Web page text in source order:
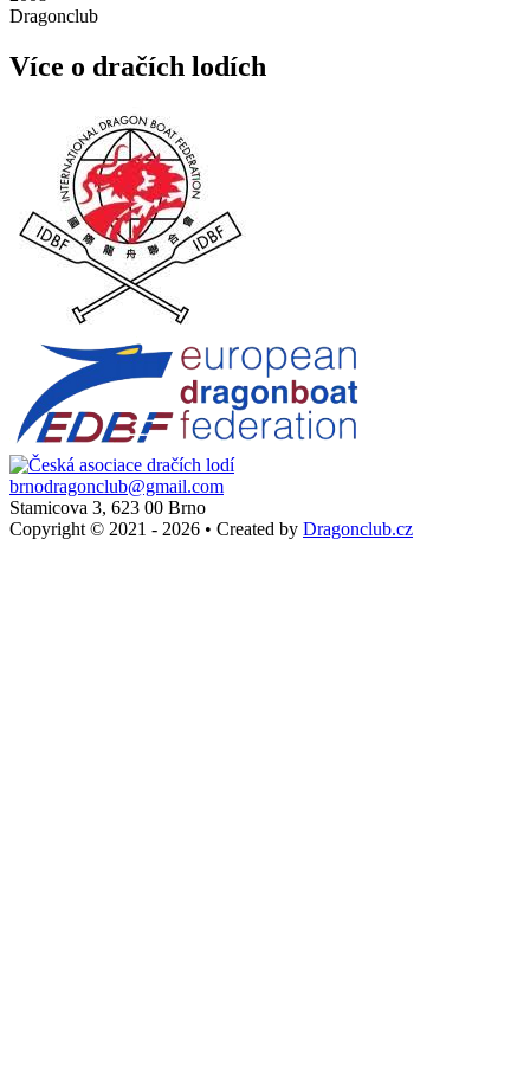
Dragonclub
Více o dračích lodích
brnodragonclub@gmail.com
Stamicova 3, 623 00 Brno
Copyright © 2021 - 2026 • Created by Dragonclub.cz